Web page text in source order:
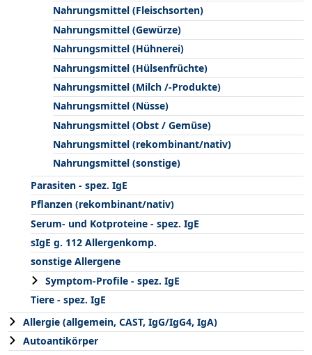
Nahrungsmittel (Fleischsorten)
Nahrungsmittel (Gewürze)
Nahrungsmittel (Hühnerei)
Nahrungsmittel (Hülsenfrüchte)
Nahrungsmittel (Milch /-Produkte)
Nahrungsmittel (Nüsse)
Nahrungsmittel (Obst / Gemüse)
Nahrungsmittel (rekombinant/nativ)
Nahrungsmittel (sonstige)
Parasiten - spez. IgE
Pflanzen (rekombinant/nativ)
Serum- und Kotproteine - spez. IgE
sIgE g. 112 Allergenkomp.
sonstige Allergene
Symptom-Profile - spez. IgE
Tiere - spez. IgE
Allergie (allgemein, CAST, IgG/IgG4, IgA)
Autoantikörper